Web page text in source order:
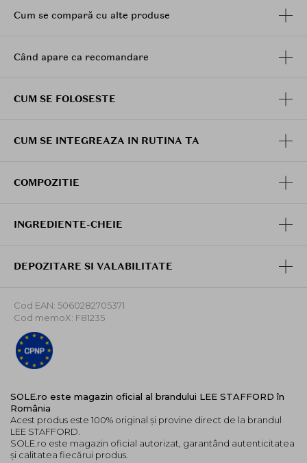
Cum se compară cu alte produse
Când apare ca recomandare
CUM SE FOLOSESTE
CUM SE INTEGREAZA IN RUTINA TA
COMPOZITIE
INGREDIENTE-CHEIE
DEPOZITARE SI VALABILITATE
Cod EAN: 5060282705371
Cod memoX: F81235
SOLE.ro este magazin oficial al brandului LEE STAFFORD în
România
Acest produs este 100% original și provine direct de la brandul
LEE STAFFORD.
SOLE.ro este magazin oficial autorizat, garantând autenticitatea
și calitatea fiecărui produs.